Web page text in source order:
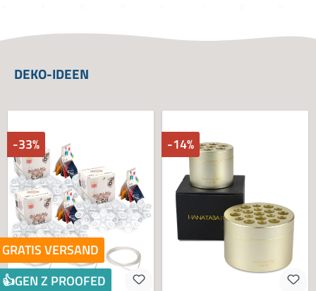
DEKO-IDEEN
-33%
GRATIS VERSAND
👍GEN Z PROOFED
-14%